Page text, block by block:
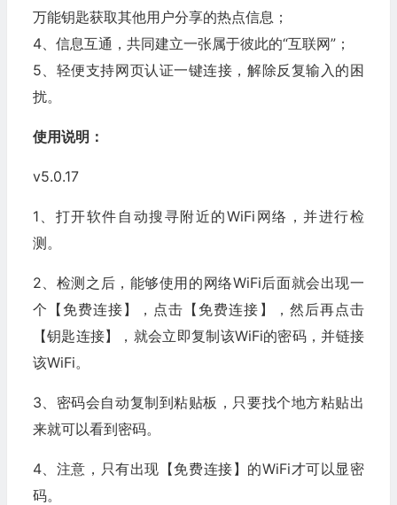
万能钥匙获取其他用户分享的热点信息；
4、信息互通，共同建立一张属于彼此的“互联网”；
5、轻便支持网页认证一键连接，解除反复输入的困
扰。
使用说明：
v5.0.17
1、打开软件自动搜寻附近的WiFi网络，并进行检
测。
2、检测之后，能够使用的网络WiFi后面就会出现一
个【免费连接】，点击【免费连接】，然后再点击
【钥匙连接】，就会立即复制该WiFi的密码，并链接
该WiFi。
3、密码会自动复制到粘贴板，只要找个地方粘贴出
来就可以看到密码。
4、注意，只有出现【免费连接】的WiFi才可以显密
码。